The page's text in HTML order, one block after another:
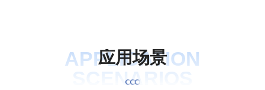
APPLICATION
SCENARIOS
应用场景